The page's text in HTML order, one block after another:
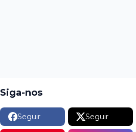
Siga-nos
Seguir Seguir